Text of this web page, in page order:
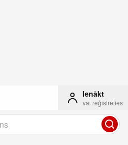
Ienākt
vai reģistrēties